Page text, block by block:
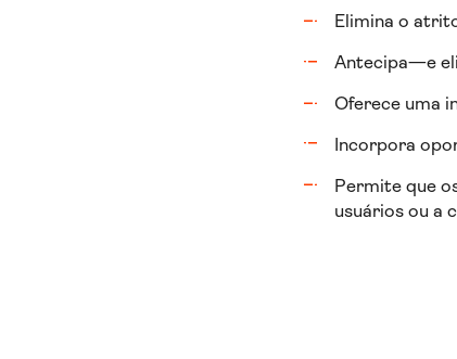
Elimina o
Antecipa—e
Oferece uma
Incorpora
Permite que
usuários ou a